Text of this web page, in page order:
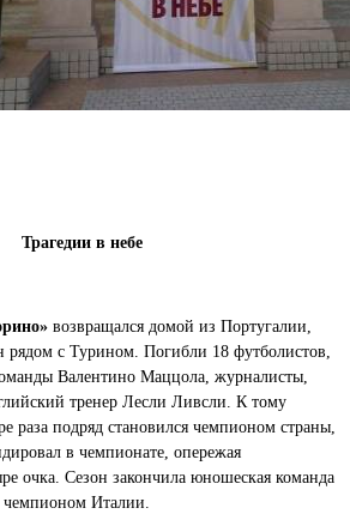
Трагедии в небе
возвращался домой из Португалии,
рядом с Турином. Погибли 18 футболистов,
Валентино Маццола, журналисты,
тренер Лесли Ливсли. К тому
раза подряд становился чемпионом страны,
в чемпионате, опережая
очка. Сезон закончила юношеская команда
чемпионом Италии.